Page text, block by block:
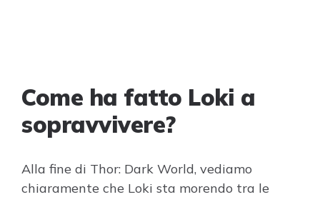
Come ha fatto Loki a
sopravvivere?
Alla fine di Thor: Dark World, vediamo
chiaramente che Loki sta morendo tra le